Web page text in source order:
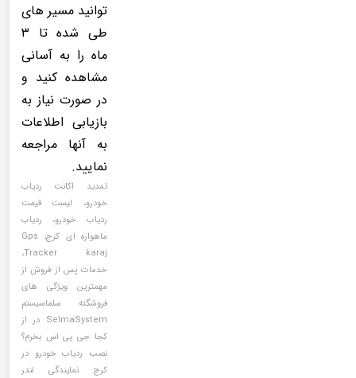
توانید مسیر های
طی شده تا ۳
ماه را به آسانی
مشاهده کنید و
در صورت نیاز به
بازیابی اطلاعات
به آنها مراجعه
نمایید.
تمدید اکانت ردیاب
خودرو، لیست قیمت
ردیاب خودرو، ردیاب
ماهواره ای کرج، Gps
Tracker karaj،
خدمات پس از فروش از
مهمترین ویژگی های
فروشگته سلماسیستم
SelmaSystem در از
کجا جی پی اس بخرم؟
نصب ردیاب خودرو در
کرج نمایندگی لندر